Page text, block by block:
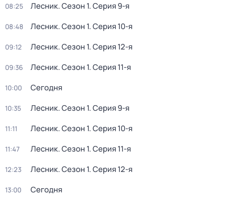
08:25 Лесник. Сезон 1. Серия 9-я
08:48 Лесник. Сезон 1. Серия 10-я
09:12 Лесник. Сезон 1. Серия 12-я
09:36 Лесник. Сезон 1. Серия 11-я
10:00 Сегодня
10:35 Лесник. Сезон 1. Серия 9-я
11:11 Лесник. Сезон 1. Серия 10-я
11:47 Лесник. Сезон 1. Серия 11-я
12:23 Лесник. Сезон 1. Серия 12-я
13:00 Сегодня